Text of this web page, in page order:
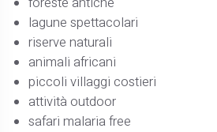
lagune spettacolari
riserve naturali
animali africani
piccoli villaggi costieri
attività outdoor
safari malaria free